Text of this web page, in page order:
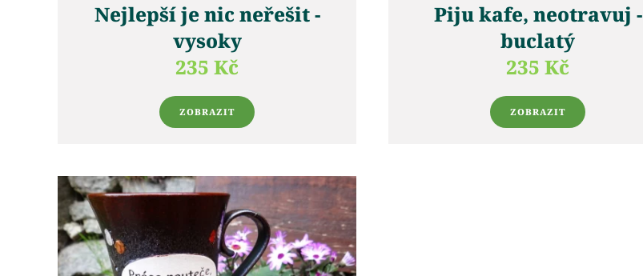
Nejlepší je nic neřešit -
vysoky
235 Kč
ZOBRAZIT
Piju kafe, neotravuj -
buclatý
235 Kč
ZOBRAZIT